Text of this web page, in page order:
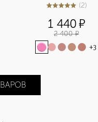
5из 52 (2)
1 440¤
2 400 ¤
+3